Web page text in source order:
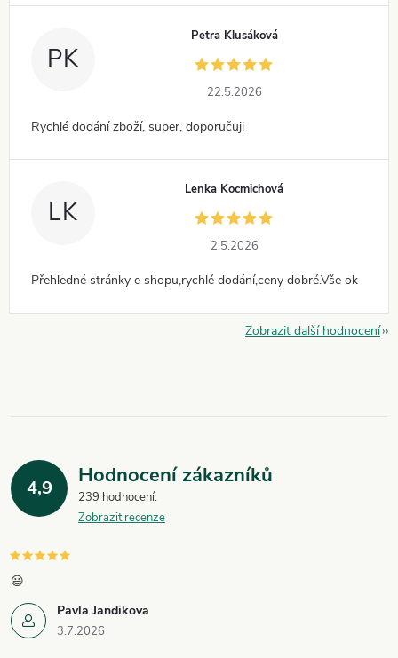
PK
Petra Klusáková
22.5.2026
Rychlé dodání zboží, super, doporučuji
LK
Lenka Kocmichová
2.5.2026
Přehledné stránky e shopu,rychlé dodání,ceny dobré.Vše ok
Zobrazit další hodnocení
4,9 Hodnocení zákazníků
239 hodnocení
Zobrazit recenze
Pavla Jandikova
3.7.2026
😃